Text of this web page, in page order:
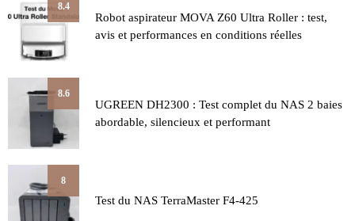
8.4
Robot aspirateur MOVA Z60 Ultra Roller : test,
avis et performances en conditions réelles
8.6
UGREEN DH2300 : Test complet du NAS 2 baies
abordable, silencieux et performant
8
Test du NAS TerraMaster F4-425